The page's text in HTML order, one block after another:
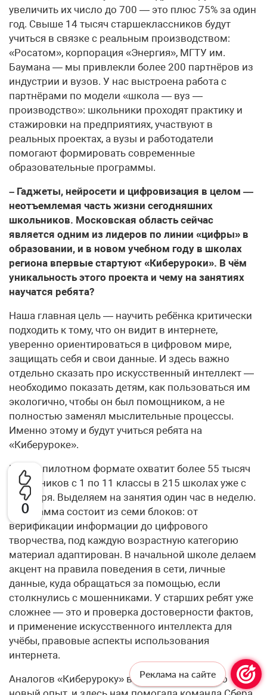
0
увеличить их число до 700 — это плюс 75% за один
год. Свыше 14 тысяч старшеклассников будут
учиться в связке с реальным производством:
«Росатом», корпорация «Энергия», МГТУ им.
Баумана — мы привлекли более 200 партнёров из
индустрии и вузов. У нас выстроена работа с
партнёрами по модели «школа — вуз —
производство»: школьники проходят практику и
стажировки на предприятиях, участвуют в
реальных проектах, а вузы и работодатели
помогают формировать современные
образовательные программы.
– Гаджеты, нейросети и цифровизация в целом —
неотъемлемая часть жизни сегодняшних
школьников. Московская область сейчас
является одним из лидеров по линии «цифры» в
образовании, и в новом учебном году в школах
региона впервые стартуют «Киберуроки». В чём
уникальность этого проекта и чему на занятиях
научатся ребята?
Наша главная цель — научить ребёнка критически
подходить к тому, что он видит в интернете,
уверенно ориентироваться в цифровом мире,
защищать себя и свои данные. И здесь важно
отдельно сказать про искусственный интеллект —
необходимо показать детям, как пользоваться им
экологично, чтобы он был помощником, а не
полностью заменял мыслительные процессы.
Именно этому и будут учиться ребята на
«Киберуроке».
Курс в пилотном формате охватит более 55 тысяч
школьников с 1 по 11 классы в 215 школах уже с
сентября. Выделяем на занятия один час в неделю.
Программа состоит из семи блоков: от
верификации информации до цифрового
творчества, под каждую возрастную категорию
материал адаптирован. В начальной школе делаем
акцент на правила поведения в сети, личные
данные, куда обращаться за помощью, если
столкнулись с мошенниками. У старших ребят уже
сложнее — это и проверка достоверности фактов,
и применение искусственного интеллекта для
учёбы, правовые аспекты использования
интернета.
Аналогов «Киберуроку» в стране ещё нет, это
Реклама на сайте